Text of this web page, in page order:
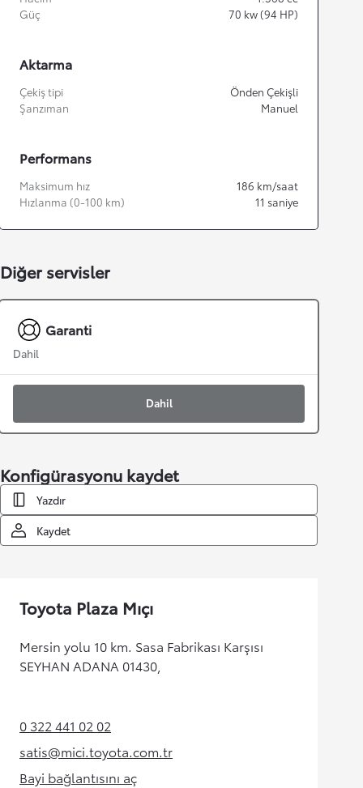
Güç
70 kw (94 HP)
Aktarma
Çekiş tipi
Önden Çekişli
Şanzıman
Manuel
Performans
Maksimum hız 186 km/saat
Hızlanma (0-100 km)
11 saniye
Diğer servisler
Garanti
Dahil
Dahil
Konfigürasyonu kaydet
Yazdır
Kaydet
Toyota Plaza Mıçı
Mersin yolu 10 km. Sasa Fabrikası Karşısı
SEYHAN ADANA 01430,
0 322 441 02 02(Opens in new tab)
satis@mici.toyota.com.tr
(Opens in new tab)
Bayi bağlantısını aç